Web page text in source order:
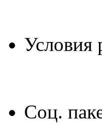
Условия
Соц.